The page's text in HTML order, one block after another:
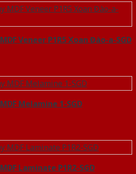
Veneer P1R5 Xoan Đào-a-SGD
Melamine 1-SGD
Laminate P1R2-SGD